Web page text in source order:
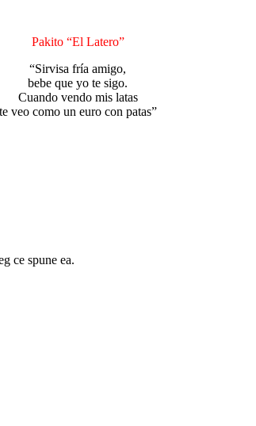
Pakito “El Latero”
“Sirvisa fría amigo,
bebe que yo te sigo.
Cuando vendo mis latas
te veo como un euro con patas”
ce spune ea.